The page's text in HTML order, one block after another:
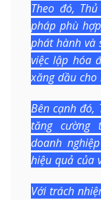
Theo đó,
pháp phù
phát hành và
việc lập hóa
xăng dầu
Bên cạnh đó,
tăng cường
doanh
hiệu quả của
Với trách